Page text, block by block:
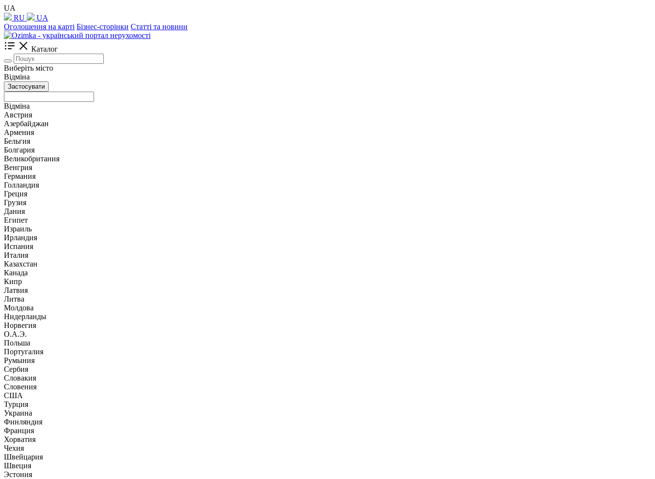
UA
RU
UA
Оголошення на карті Бізнес-сторінки Статті та новини
Каталог
Виберіть місто
Відміна
Застосувати
Відміна
Австрия
Азербайджан
Армения
Бельгия
Болгария
Великобритания
Венгрия
Германия
Голландия
Греция
Грузия
Дания
Египет
Израиль
Ирландия
Испания
Италия
Казахстан
Канада
Кипр
Латвия
Литва
Молдова
Нидерланды
Норвегия
О.А.Э.
Польша
Португалия
Румыния
Сербия
Словакия
Словения
США
Турция
Украина
Финляндия
Франция
Хорватия
Чехия
Швейцария
Швеция
Эстония